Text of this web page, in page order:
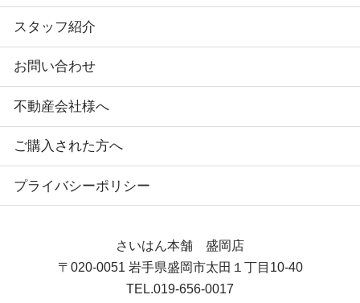
スタッフ紹介
お問い合わせ
不動産会社様へ
ご購入された方へ
プライバシーポリシー
さいはん本舗 盛岡店
〒020-0051 岩手県盛岡市太田１丁目10-40
TEL.019-656-0017